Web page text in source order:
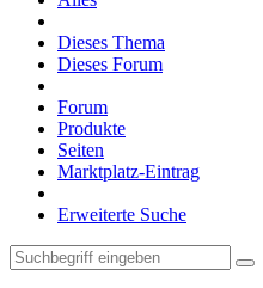
Dieses Thema
Dieses Forum
Forum
Produkte
Seiten
Marktplatz-Eintrag
Erweiterte Suche